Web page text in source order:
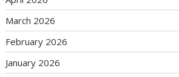
March 2026
February 2026
January 2026